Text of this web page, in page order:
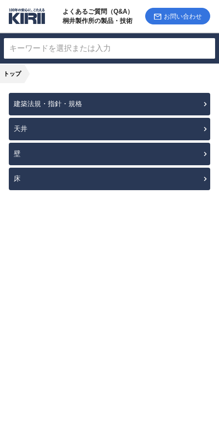
よくあるご質問（Q&A）
桐井製作所の製品・技術
お問い合わせ
トップ
建築法規・指針・規格
天井
壁
床